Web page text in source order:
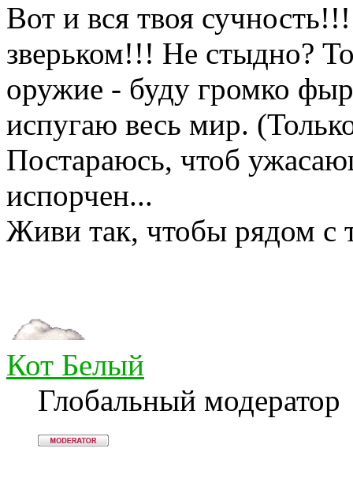
Вот и вся твоя
зверьком!!! Не стыдно?
оружие - буду громко
испугаю весь мир.
Постараюсь, чтоб
испорчен...
Живи так, чтобы рядом с
Кот Белый
Глобальный модератор